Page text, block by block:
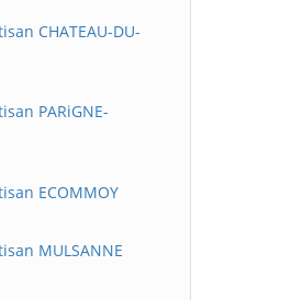
CHATEAU-DU-
PARiGNE-
ECOMMOY
MULSANNE